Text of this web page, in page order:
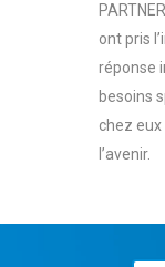
ont pris
réponse
besoins
chez
l’avenir.